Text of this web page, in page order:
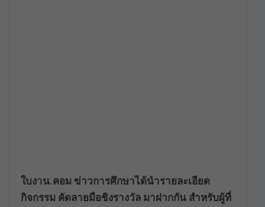
ใบงาน.คอม ข่าวการศึกษาได้นำรายละเอียด
กิจกรรม คัดลายมือชิงรางวัล มาฝากกัน สำหรับผู้ที่